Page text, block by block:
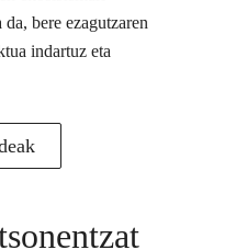
bere ezagutzaren
indartuz eta